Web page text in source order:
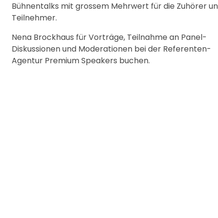
Bühnentalks mit grossem Mehrwert für die Zuhörer
Teilnehmer.
Nena Brockhaus für Vorträge, Teilnahme an Panel-
Diskussionen und Moderationen bei der Referenten-
Agentur Premium Speakers buchen.